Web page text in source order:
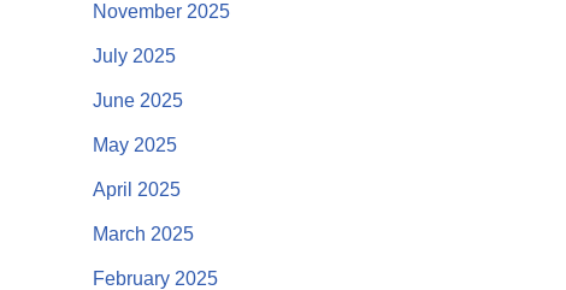
November 2025
July 2025
June 2025
May 2025
April 2025
March 2025
February 2025